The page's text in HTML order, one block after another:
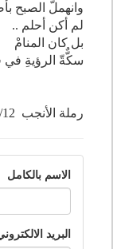
وانهملّ الصبح
لم أكن أحلم ..
بل كان المنامْ
سكٌّةّ الرؤيةِ في
رملة الأنجب 12/ 12/ 2006
الاسم بالكامل
البريد